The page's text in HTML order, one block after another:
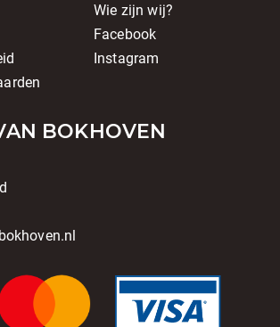
Wie zijn wij?
Facebook
Instagram
BOKHOVEN